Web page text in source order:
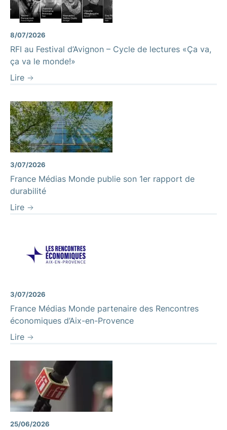
8/07/2026
RFI au Festival d’Avignon – Cycle de lectures «Ça va,
ça va le monde!»
Lire
3/07/2026
France Médias Monde publie son 1er rapport de
durabilité
Lire
3/07/2026
France Médias Monde partenaire des Rencontres
économiques d’Aix-en-Provence
Lire
25/06/2026